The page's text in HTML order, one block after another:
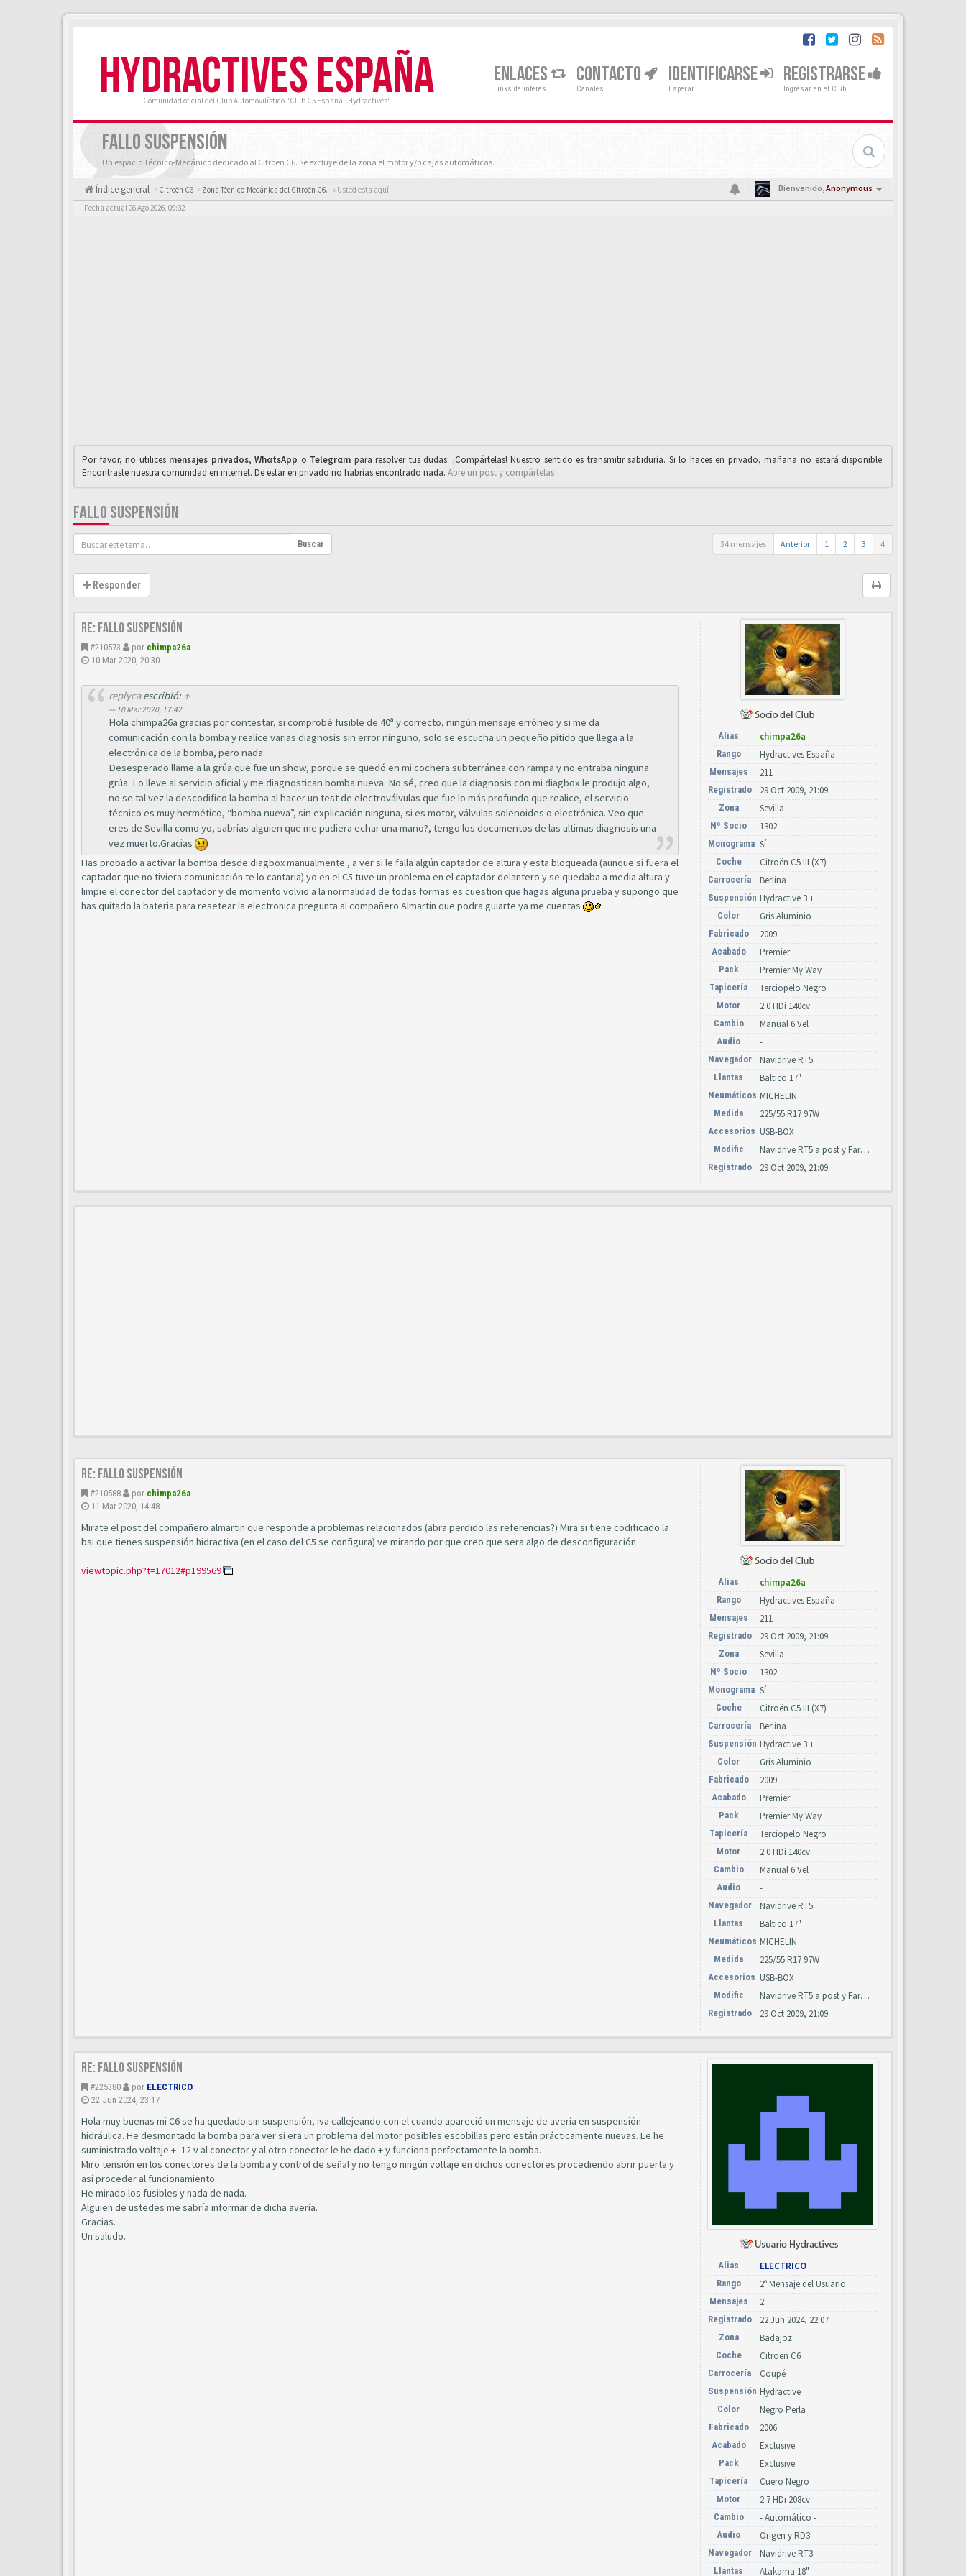
HYDRACTIVES ESPAÑA
Comunidad oficial del Club Automovilístico "Club C5 España - Hydractives"
ENLACES
Links de interés
CONTACTO
Canales
IDENTIFICARSE
Esperar
REGISTRARSE
Ingresar en el Club
FALLO SUSPENSIÓN
Un espacio Técnico-Mecánico dedicado al Citroën C6. Se excluye de la zona el motor y/o cajas automáticas.
Índice general Citroën C6 Zona Técnico-Mecánica del Citroën C6. « Usted esta aquí Bienvenido,Anonymous
Fecha actual 06 Ago 2026, 09:32
Por favor, no utilices mensajes privados,WhαtsApp o Telegrαm para resolver tus dudas. ¡Compártelas! Nuestro sentido es transmitir sabiduría. Si lo haces en privado, mañana no estará disponible.
Encontraste nuestra comunidad en internet. De estar en privado no habrías encontrado nada. Abre un post y compártelas
FALLO SUSPENSIÓN
Buscar 34 mensajes Anterior 1 2 3 4
Responder
Re: Fallo suspensión
#210573 por chimpa26a
10 Mar 2020, 20:30
replycaescribió: ↑
10 Mar 2020, 17:42
Hola chimpa26a gracias por contestar, si comprobé fusible de 40ª y correcto, ningún mensaje erróneo y si me da
comunicación con la bomba y realice varias diagnosis sin error ninguno, solo se escucha un pequeño pitido que llega a la
electrónica de la bomba, pero nada.
Desesperado llame a la grúa que fue un show, porque se quedó en mi cochera subterránea con rampa y no entraba ninguna
grúa. Lo lleve al servicio oficial y me diagnostican bomba nueva. No sé, creo que la diagnosis con mi diagbox le produjo algo,
no se tal vez la descodifico la bomba al hacer un test de electroválvulas que fue lo más profundo que realice, el servicio
técnico es muy hermético, “bomba nueva”, sin explicación ninguna, si es motor, válvulas solenoides o electrónica. Veo que
eres de Sevilla como yo, sabrías alguien que me pudiera echar una mano?, tengo los documentos de las ultimas diagnosis una
vez muerto.Gracias
Has probado a activar la bomba desde diagbox manualmente , a ver si le falla algún captador de altura y esta bloqueada (aunque si fuera el
captador que no tiviera comunicación te lo cantaria) yo en el C5 tuve un problema en el captador delantero y se quedaba a media altura y
limpie el conector del captador y de momento volvio a la normalidad de todas formas es cuestion que hagas alguna prueba y supongo que
has quitado la bateria para resetear la electronica pregunta al compañero Almartin que podra guiarte ya me cuentas
Alias chimpa26a
Rango Hydractives España
Mensajes 211
Registrado 29 Oct 2009, 21:09
Zona Sevilla
Nº Socio 1302
Monograma Sí
Coche Citroën C5 III (X7)
Carrocería Berlina
Suspensión Hydractive 3 +
Color Gris Aluminio
Fabricado 2009
Acabado Premier
Pack Premier My Way
Tapicería Terciopelo Negro
Motor 2.0 HDi 140cv
Cambio Manual 6 Vel
Audio -
Navegador Navidrive RT5
Llantas Baltico 17"
Neumáticos MICHELIN
Medida 225/55 R17 97W
Accesorios USB-BOX
Modific Navidrive RT5 a post y Faros Xenon led con calculador y lavafaros
Registrado 29 Oct 2009, 21:09
Re: Fallo suspensión
#210588 por chimpa26a
11 Mar 2020, 14:48
Mirate el post del compañero almartin que responde a problemas relacionados (abra perdido las referencias?) Mira si tiene codificado la
bsi que tienes suspensión hidractiva (en el caso del C5 se configura) ve mirando por que creo que sera algo de desconfiguración
viewtopic.php?t=17012#p199569
Alias chimpa26a
Rango Hydractives España
Mensajes 211
Registrado 29 Oct 2009, 21:09
Zona Sevilla
Nº Socio 1302
Monograma Sí
Coche Citroën C5 III (X7)
Carrocería Berlina
Suspensión Hydractive 3 +
Color Gris Aluminio
Fabricado 2009
Acabado Premier
Pack Premier My Way
Tapicería Terciopelo Negro
Motor 2.0 HDi 140cv
Cambio Manual 6 Vel
Audio -
Navegador Navidrive RT5
Llantas Baltico 17"
Neumáticos MICHELIN
Medida 225/55 R17 97W
Accesorios USB-BOX
Modific Navidrive RT5 a post y Faros Xenon led con calculador y lavafaros
Registrado 29 Oct 2009, 21:09
Re: Fallo suspensión
#225380 por ELECTRICO
22 Jun 2024, 23:17
Hola muy buenas mi C6 se ha quedado sin suspensión, iva callejeando con el cuando apareció un mensaje de avería en suspensión
hidráulica. He desmontado la bomba para ver si era un problema del motor posibles escobillas pero están prácticamente nuevas. Le he
suministrado voltaje +- 12 v al conector y al otro conector le he dado + y funciona perfectamente la bomba.
Miro tensión en los conectores de la bomba y control de señal y no tengo ningún voltaje en dichos conectores procediendo abrir puerta y
así proceder al funcionamiento.
He mirado los fusibles y nada de nada.
Alguien de ustedes me sabría informar de dicha avería.
Gracias.
Un saludo.
Alias ELECTRICO
Rango 2º Mensaje del Usuario
Mensajes 2
Registrado 22 Jun 2024, 22:07
Zona Badajoz
Coche Citroën C6
Carrocería Coupé
Suspensión Hydractive
Color Negro Perla
Fabricado 2006
Acabado Exclusive
Pack Exclusive
Tapicería Cuero Negro
Motor 2.7 HDi 208cv
Cambio - Automático -
Audio Origen y RD3
Navegador Navidrive RT3
Llantas Atakama 18"